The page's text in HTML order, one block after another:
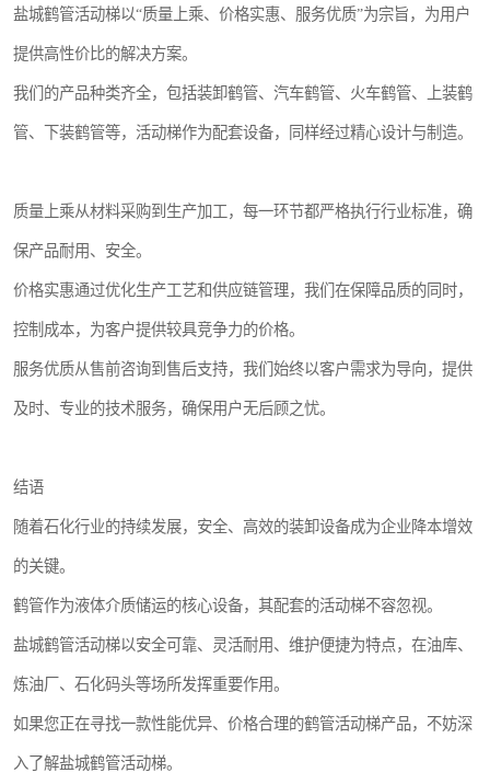
盐城鹤管活动梯以“质量上乘、价格实惠、服务优质”为宗旨，为用户
提供高性价比的解决方案。
我们的产品种类齐全，包括装卸鹤管、汽车鹤管、火车鹤管、上装鹤
管、下装鹤管等，活动梯作为配套设备，同样经过精心设计与制造。
质量上乘从材料采购到生产加工，每一环节都严格执行行业标准，确
保产品耐用、安全。
价格实惠通过优化生产工艺和供应链管理，我们在保障品质的同时，
控制成本，为客户提供较具竞争力的价格。
服务优质从售前咨询到售后支持，我们始终以客户需求为导向，提供
及时、专业的技术服务，确保用户无后顾之忧。
结语
随着石化行业的持续发展，安全、高效的装卸设备成为企业降本增效
的关键。
鹤管作为液体介质储运的核心设备，其配套的活动梯不容忽视。
盐城鹤管活动梯以安全可靠、灵活耐用、维护便捷为特点，在油库、
炼油厂、石化码头等场所发挥重要作用。
如果您正在寻找一款性能优异、价格合理的鹤管活动梯产品，不妨深
入了解盐城鹤管活动梯。